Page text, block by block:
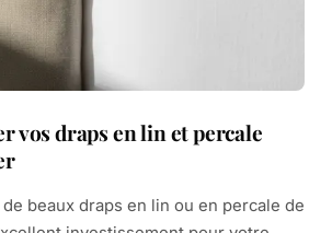
vos draps en lin et percale
beaux draps en lin ou en percale de